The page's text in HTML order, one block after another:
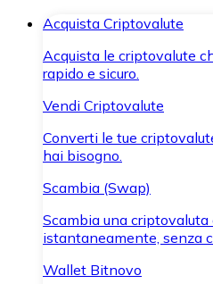
Acquista Criptovalute
Acquista le criptovalute
rapido e sicuro.
Vendi Criptovalute
Converti le tue
hai bisogno.
Scambia (Swap)
Scambia una
istantaneamente, senza
Wallet Bitnovo